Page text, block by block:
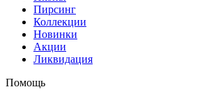
Пирсинг
Коллекции
Новинки
Акции
Ликвидация
Помощь